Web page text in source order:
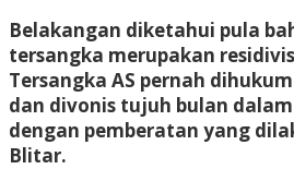
Belakangan diketahui pula
tersangka merupakan
Tersangka AS pernah
dan divonis tujuh bulan
dengan pemberatan yang
Blitar.